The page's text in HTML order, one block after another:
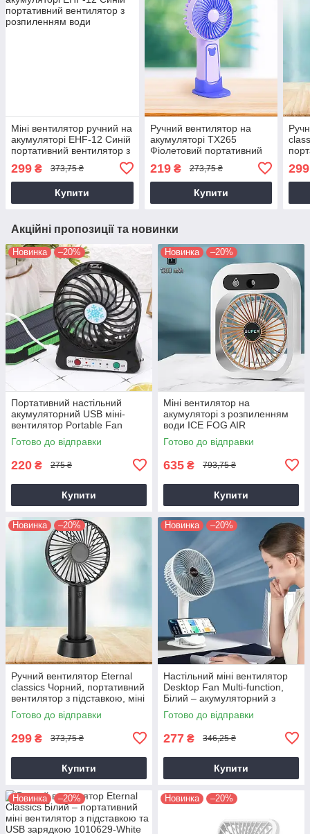
Міні вентилятор ручний на
акумуляторі EHF-12 Синій
портативний вентилятор з
299 ₴ 373,75 ₴
Купити
Ручний вентилятор на
акумуляторі TX265
Фіолетовий портативний
підставкою для телефону
219₴ 273,75 ₴
Купити
299
Акційні пропозиції та новинки
Новинка –20%
Портативний настільний
акумуляторний USB міні-
вентилятор Portable Fan
маленький, від ЮСБ, на
акумуляторі
Готово до відправки
220 ₴ 275 ₴
Купити
Новинка –20%
Міні вентилятор на
акумуляторі з розпиленням
води ICE FOG AIR
CONDITIONER FAN Білий,
портативний вентилятор
Готово до відправки
635 ₴ 793,75 ₴
Купити
Новинка –20%
Ручний вентилятор Eternal
classics Чорний, портативний
вентилятор з підставкою, міні
вентилятор юсб
Готово до відправки
299 ₴ 373,75 ₴
Купити
Новинка –20%
Настільний міні вентилятор
Desktop Fan Multi-function,
Білий – акумуляторний з
прищіпкою та USB зарядкою
Готово до відправки
277 ₴ 346,25 ₴
Купити
Новинка –20% Новинка –20%